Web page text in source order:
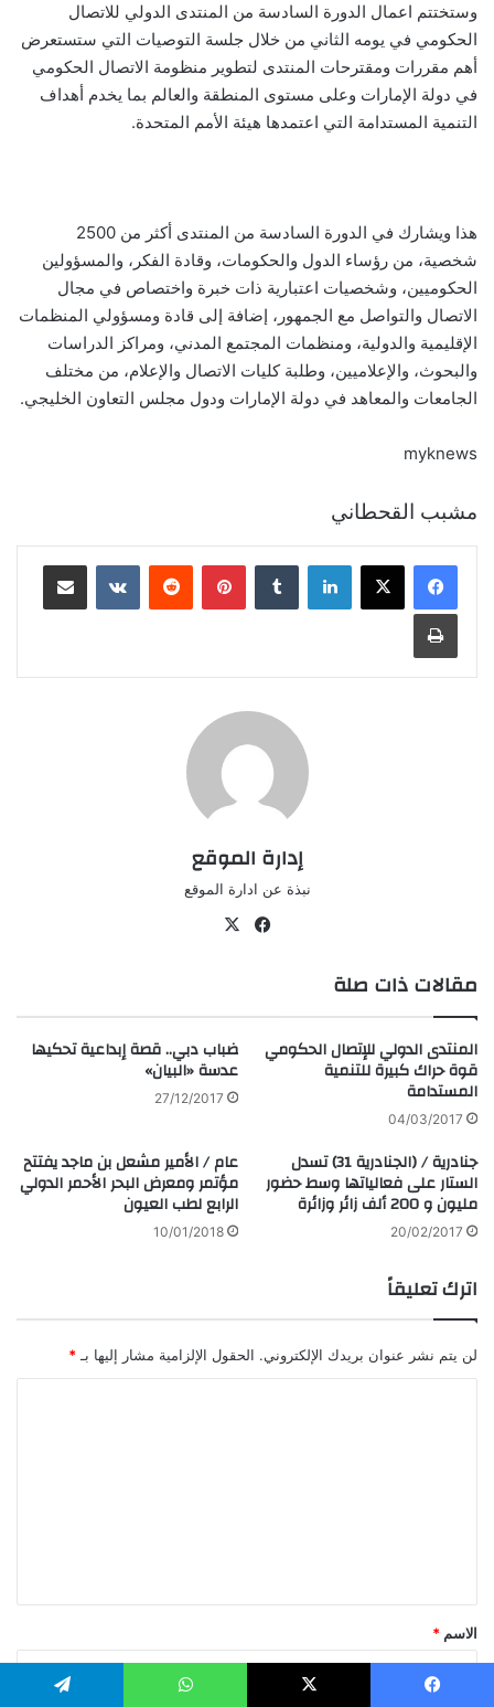
وستختتم اعمال الدورة السادسة من المنتدى الدولي للاتصال
الحكومي في يومه الثاني من خلال جلسة التوصيات التي ستستعرض
أهم مقررات ومقترحات المنتدى لتطوير منظومة الاتصال الحكومي
في دولة الإمارات وعلى مستوى المنطقة والعالم بما يخدم أهداف
التنمية المستدامة التي اعتمدها هيئة الأمم المتحدة.
هذا ويشارك في الدورة السادسة من المنتدى أكثر من 2500
شخصية، من رؤساء الدول والحكومات، وقادة الفكر، والمسؤولين
الحكوميين، وشخصيات اعتبارية ذات خبرة واختصاص في مجال
الاتصال والتواصل مع الجمهور، إضافة إلى قادة ومسؤولي المنظمات
الإقليمية والدولية، ومنظمات المجتمع المدني، ومراكز الدراسات
والبحوث، والإعلاميين، وطلبة كليات الاتصال والإعلام، من مختلف
الجامعات والمعاهد في دولة الإمارات ودول مجلس التعاون الخليجي.
myknews
مشبب القحطاني
لينكدإن بينتيريست
إدارة الموقع
نبذة عن ادارة الموقع
في
مقالات ذات صلة
المنتدى الدولي للإتصال الحكومي
قوة حراك كبيرة للتنمية
المستدامة
04/03/2017
ضباب دبي.. قصة إبداعية تحكيها
عدسة «البيان»
27/12/2017
جنادرية / (الجنادرية 31) تسدل
الستار على فعالياتها وسط حضور
مليون و 200 ألف زائر وزائرة
20/02/2017
عام / الأمير مشعل بن ماجد يفتتح
مؤتمر ومعرض البحر الأحمر الدولي
الرابع لطب العيون
10/01/2018
اترك تعليقاً
لن يتم نشر عنوان بريدك الإلكتروني. الحقول الإلزامية مشار إليها بـ *
*
الاسم *